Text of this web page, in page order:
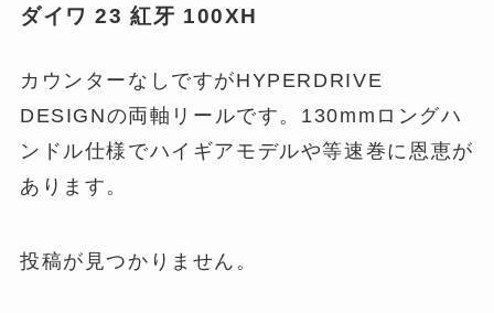
ダイワ 23 紅牙 100XH
カウンターなしですがHYPERDRIVE
DESIGNの両軸リールです。130mmロングハ
ンドル仕様でハイギアモデルや等速巻に恩恵が
あります。
投稿が見つかりません。